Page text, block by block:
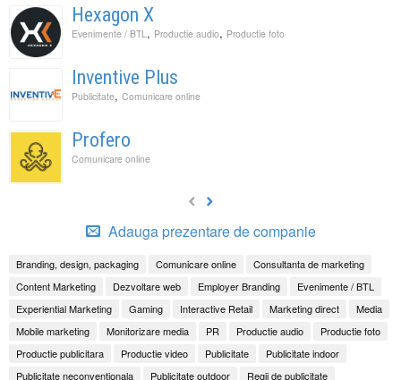
Hexagon X
Evenimente / BTL , Productie audio, Productie foto
Inventive Plus
Publicitate, Comunicare online
Profero
Comunicare online
Adauga prezentare de companie
Branding, design, packaging Comunicare online
Consultanta de marketing
Content Marketing
Dezvoltare web Employer Branding
Evenimente / BTL
Experiential Marketing
Gaming Interactive Retail Marketing direct
Media
Mobile marketing
Monitorizare media PR Productie audio
Productie foto
Productie publicitara
Productie video Publicitate
Publicitate indoor
Publicitate neconventionala
Publicitate outdoor Regii de publicitate